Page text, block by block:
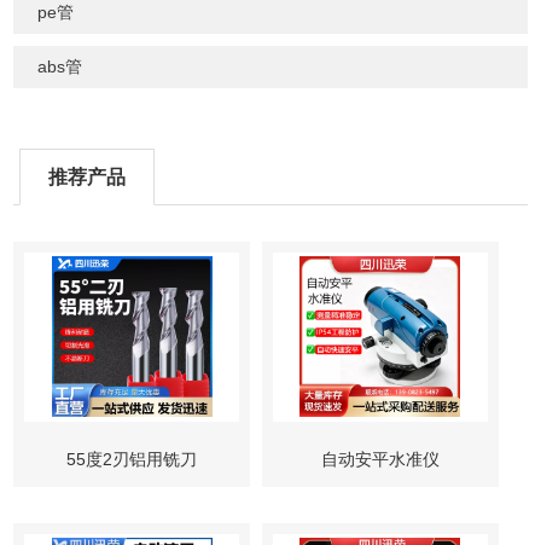
pe管
abs管
推荐产品
55度2刃铝用铣刀 自动安平水准仪